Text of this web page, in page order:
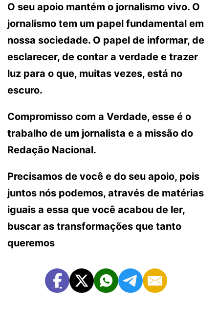
O seu apoio mantém o jornalismo vivo. O
jornalismo tem um papel fundamental em
nossa sociedade. O papel de informar, de
esclarecer, de contar a verdade e trazer
luz para o que, muitas vezes, está no
escuro.
Compromisso com a Verdade, esse é o
trabalho de um jornalista e a missão do
Redação Nacional.
Precisamos de você e do seu apoio, pois
juntos nós podemos, através de matérias
iguais a essa que você acabou de ler,
buscar as transformações que tanto
queremos